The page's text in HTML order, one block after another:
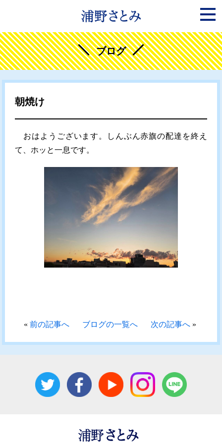
ブログ
朝焼け
おはようございます。しんぶん赤旗の配達を終え
て、ホッと一息です。
«前の記事へ ブログの一覧へ 次の記事へ»